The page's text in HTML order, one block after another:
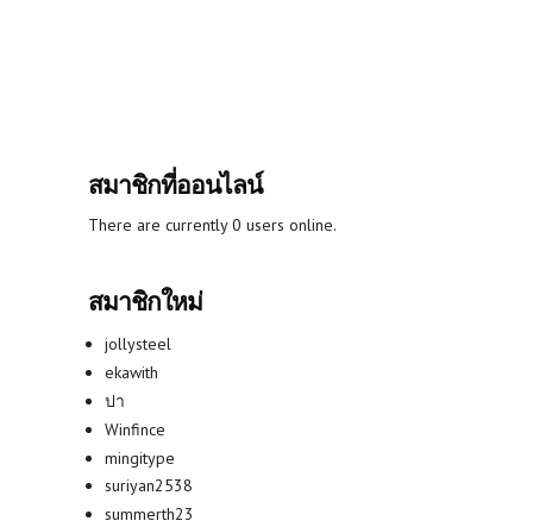
สมาชิกที่ออนไลน์
There are currently 0 users online.
สมาชิกใหม่
jollysteel
ekawith
ปา
Winfince
mingitype
suriyan2538
summerth23